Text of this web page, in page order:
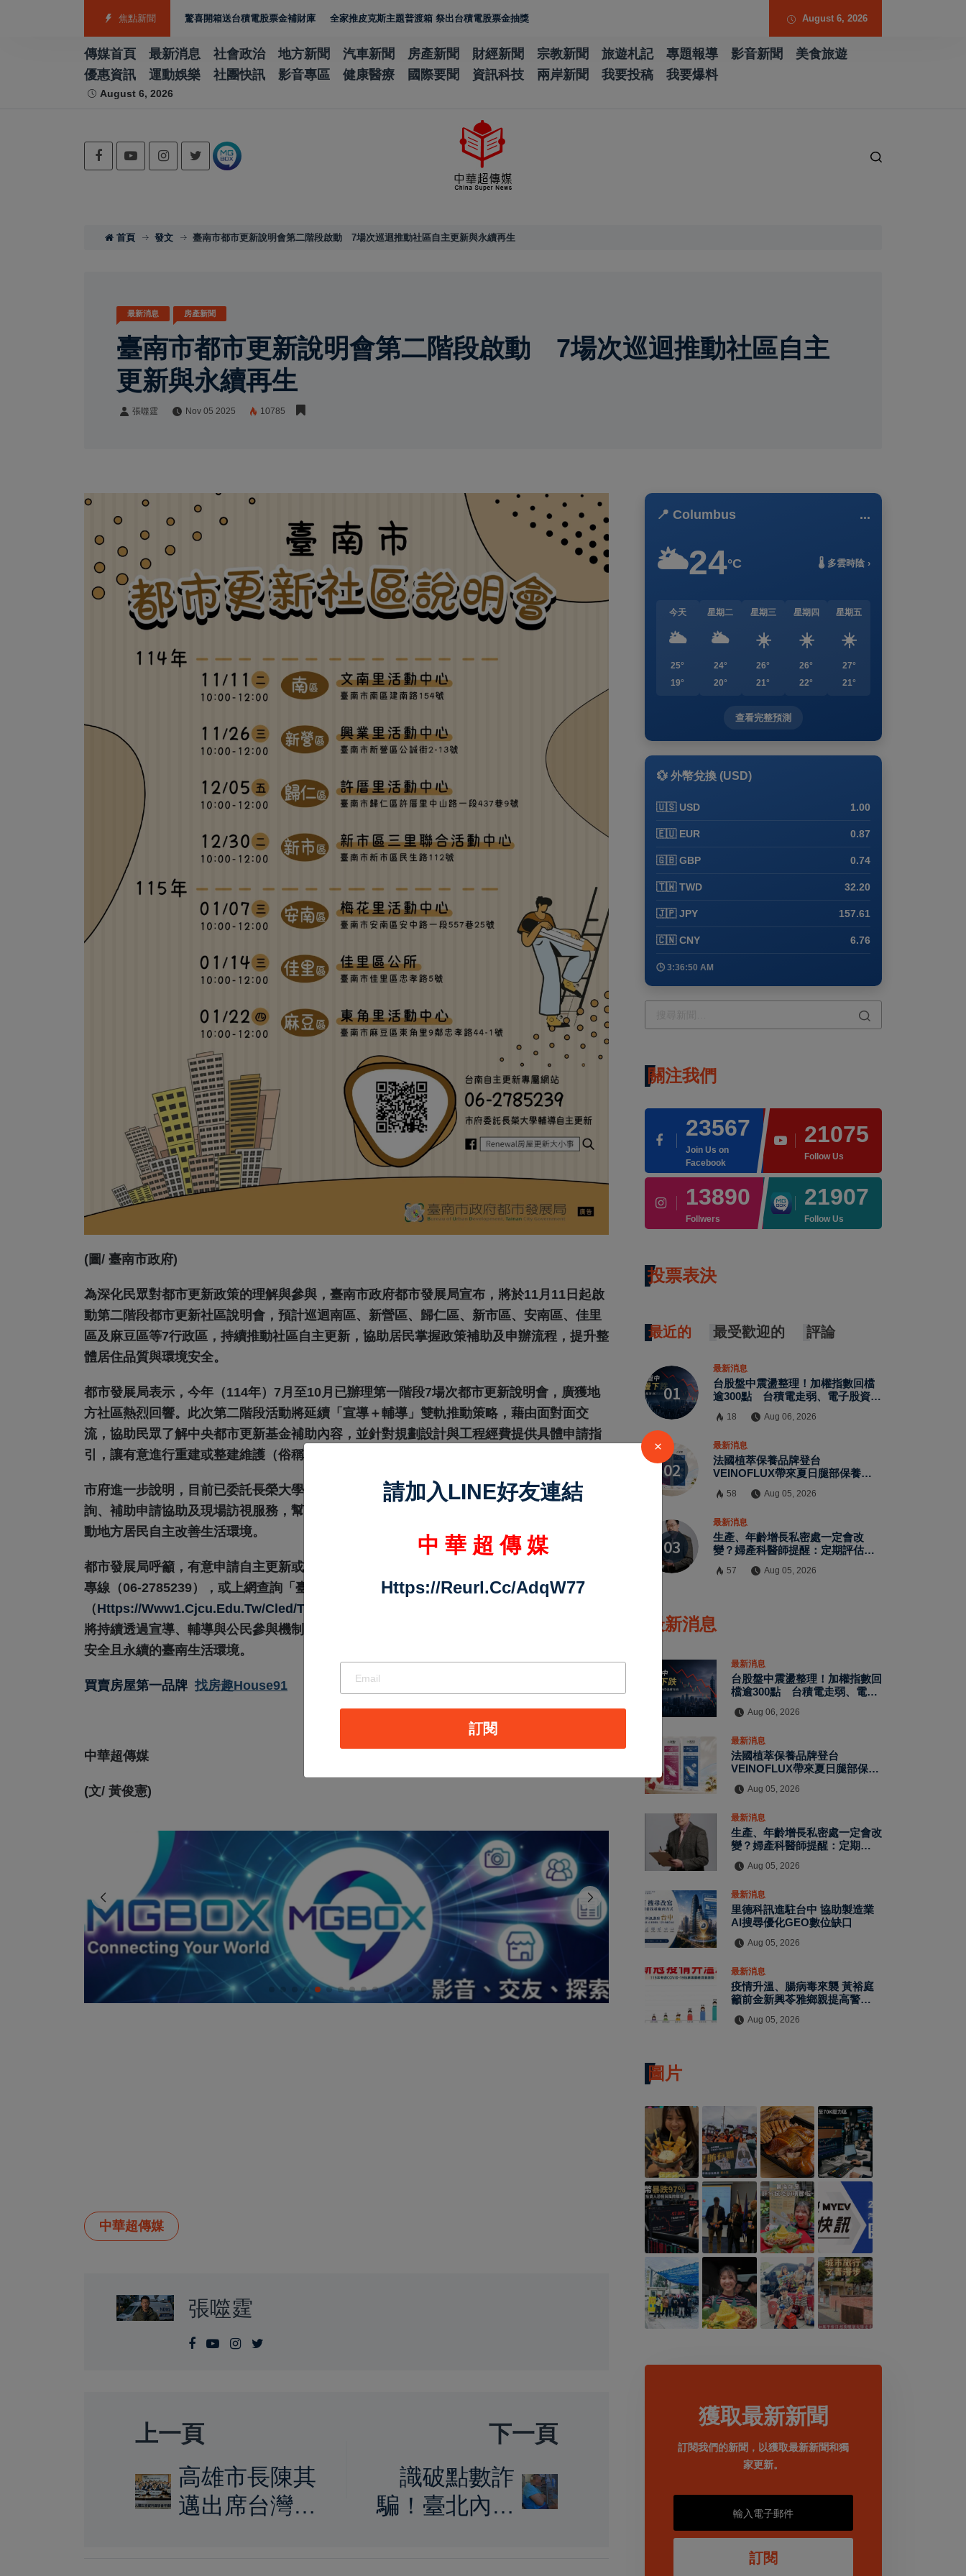
焦點新聞
「世界好拜」皮克斯人氣IP加持 驚喜開箱送台積電股票金補財庫 全家推皮克斯主題普渡箱 祭出台積電股票金抽獎 August 6, 2026
傳媒首頁 最新消息 社會政治 地方新聞 汽車新聞 房產新聞 財經新聞 宗教新聞 旅遊札記 專題報導 影音新聞
美食旅遊
優惠資訊
運動娛樂 社團快訊 影音專區 健康醫療 國際要聞 資訊科技 兩岸新聞 我要投稿 我要爆料
August 6, 2026
首頁 發文 臺南市都市更新說明會第二階段啟動 7場次巡迴推動社區自主更新與永續再生
最新消息 房產新聞
臺南市都市更新說明會第二階段啟動 7場次巡迴推動社區自主
更新與永續再生
張噬霆 Nov 05 2025 10785
(圖/ 臺南市政府)
為深化民眾對都市更新政策的理解與參與，臺南市政府都市發展局宣布，將於11月11日起啟
動第二階段都市更新社區說明會，預計巡迴南區、新營區、歸仁區、新市區、安南區、佳里
區及麻豆區等7行政區，持續推動社區自主更新，協助居民掌握政策補助及申辦流程，提升整
體居住品質與環境安全。
都市發展局表示，今年（114年）7月至10月已辦理第一階段7場次都市更新說明會，廣獲地
方社區熱烈回響。此次第二階段活動將延續「宣導＋輔導」雙軌推動策略，藉由面對面交
流，協助民眾了解中央都市更新基金補助內容，並針對規劃設計與工程經費提供具體申請指
引，讓有意進行重建或整建維護（俗稱「拉皮」）的社區能獲得專業協助。
市府進一步說明，目前已委託長榮大學成立「自主更新輔導團」，由專業團隊提供法令諮
詢、補助申請協助及現場訪視服務，幫助社區釐清更新流程與法規重點，減少行政障礙，推
動地方居民自主改善生活環境。
都市發展局呼籲，有意申請自主更新或想了解補助內容的市民，可撥打自主更新輔導團諮詢
專線（06-2785239），或上網查詢「臺南市政府自主更新專區」
（Https://www1.cjcu.edu.tw/cled/tainan002/file/course3.html
將持續透過宣導、輔導與公民參與機制，鼓勵社區共同投入都市再生行動，攜手打造宜居、
安全且永續的臺南生活環境。
買賣房屋第一品牌 找房趣House91
中華超傳媒
(文/ 黃俊憲)
中華超傳媒
張噬霆
上一頁
高雄市長陳其
邁出席台灣人
下一頁
識破點數詐
騙！臺北內湖
📍 Columbus ...
🌥️24°C 🌡️ 多雲時陰 ›
今天
🌥️
25°
19°
星期二
🌥️
24°
20°
星期三
☀️
26°
21°
星期四
☀️
26°
22°
星期五
☀️
27°
21°
查看完整預測
💱 外幣兌換 (USD)
🇺🇸 USD 1.00
🇪🇺 EUR 0.87
🇬🇧 GBP 0.74
🇹🇼 TWD 32.20
🇯🇵 JPY 157.61
🇨🇳 CNY 6.76
🕒 3:36:50 AM
關注我們
23567
Join Us on
Facebook
21075
Follow Us
13890
Follwers
21907
Follow Us
投票表決
最近的 最受歡迎的 評論
最新消息
台股盤中震盪整理！加權指數回檔
逾300點 台積電走弱、電子股資金
18 Aug 06, 2026
最新消息
法國植萃保養品牌登台
VEINOFLUX帶來夏日腿部保養新
58 Aug 05, 2026
最新消息
生產、年齡增長私密處一定會改
變？婦產科醫師提醒：定期評估有
57 Aug 05, 2026
最新消息
最新消息
台股盤中震盪整理！加權指數回
檔逾300點 台積電走弱、電子
Aug 06, 2026
最新消息
法國植萃保養品牌登台
VEINOFLUX帶來夏日腿部保養
Aug 05, 2026
最新消息
生產、年齡增長私密處一定會改
變？婦產科醫師提醒：定期評估
Aug 05, 2026
最新消息
里德科訊進駐台中 協助製造業
AI搜尋優化GEO數位缺口
Aug 05, 2026
最新消息
疫情升溫、腸病毒來襲 黃裕庭
籲前金新興苓雅鄉親提高警覺守
Aug 05, 2026
圖片
獲取最新新聞
訂閱我們的新聞，以獲取最新新聞和獨
家更新。
訂閱
×
請加入LINE好友連結
中 華 超 傳 媒
Https://reurl.cc/adqW77
訂閱